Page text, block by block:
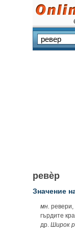
ревѐр
Значение
мн. ревери,
гърдите
др. Широк